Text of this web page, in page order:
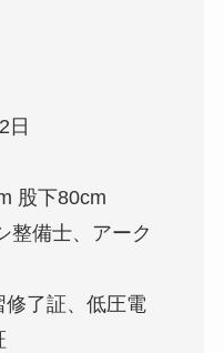
日
股下80cm
整備士、アーク
修了証、低圧電